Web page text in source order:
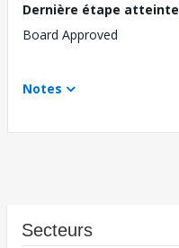
Dernière étape atteinte
Board Approved
Notes
Secteurs